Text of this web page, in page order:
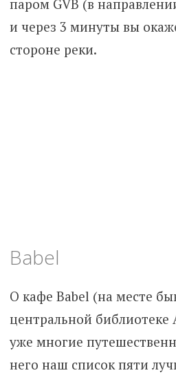
паром GVB (в
и через 3 минуты вы
стороне реки.
Babel
О кафе Babel (на месте
центральной
уже многие
него наш список пяти